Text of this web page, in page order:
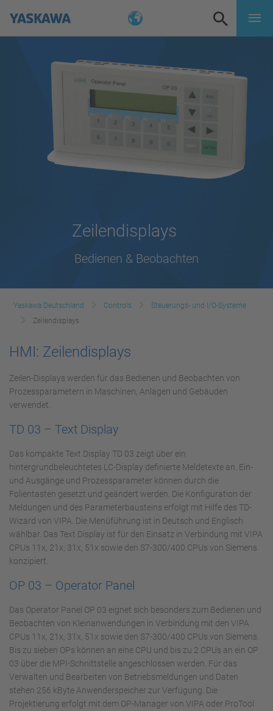
Zeilendisplays
Bedienen & Beobachten
Yaskawa Deutschland Controls
Steuerungs- und I/O-Systeme
Zeilendisplays
HMI: Zeilendisplays
Zeilen-Displays werden für das Bedienen und Beobachten von
Prozessparametern in Maschinen, Anlagen und Gebäuden
verwendet.
TD 03 – Text Display
Das kompakte Text Display TD 03 zeigt über ein
hintergrundbeleuchtetes LC-Display definierte Meldetexte an. Ein-
und Ausgänge und Prozessparameter können durch die
Folientasten gesetzt und geändert werden. Die Konfiguration der
Meldungen und des Parameterbausteins erfolgt mit Hilfe des TD-
Wizard von VIPA. Die Menüführung ist in Deutsch und Englisch
wählbar. Das Text Display ist für den Einsatz in Verbindung mit VIPA
CPUs 11x, 21x, 31x, 51x sowie den S7-300/400 CPUs von Siemens
konzipiert.
OP 03 – Operator Panel
Das Operator Panel OP 03 eignet sich besonders zum Bedienen und
Beobachten von Kleinanwendungen in Verbindung mit den VIPA
CPUs 11x, 21x, 31x, 51x sowie den S7-300/400 CPUs von Siemens.
Bis zu sieben OPs können an eine CPU und bis zu 2 CPUs an ein OP
03 über die MPI-Schnittstelle angeschlossen werden. Für das
Verwalten und Bearbeiten von Betriebsmeldungen und Daten
stehen 256 kByte Anwenderspeicher zur Verfügung. Die
Projektierung erfolgt mit dem OP-Manager von VIPA oder ProTool